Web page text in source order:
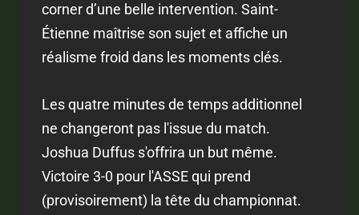
corner d’une belle intervention. Saint-
Étienne maîtrise son sujet et affiche un
réalisme froid dans les moments clés.
Les quatre minutes de temps additionnel
ne changeront pas l'issue du match.
Joshua Duffus s'offrira un but même.
Victoire 3-0 pour l'ASSE qui prend
(provisoirement) la tête du championnat.